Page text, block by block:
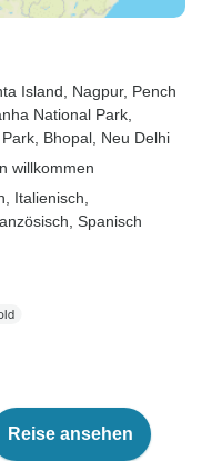
Island , Nagpur, Pench
National Park
, Bhopal , Neu Delhi
willkommen
Italienisch,
Spanisch
Reise ansehen